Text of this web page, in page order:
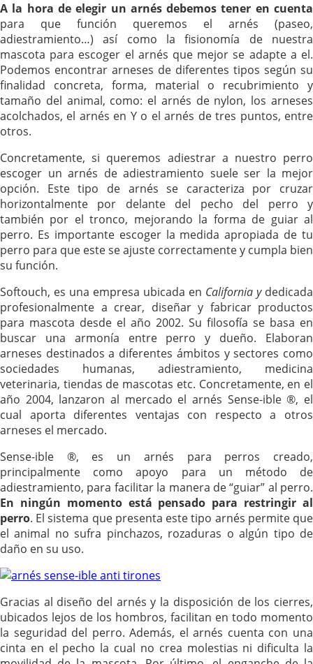
A la hora de elegir un arnés debemos tener en cuenta
para que función queremos el arnés (paseo,
adiestramiento…) así como la fisionomía de nuestra
mascota para escoger el arnés que mejor se adapte a el.
Podemos encontrar arneses de diferentes tipos según su
finalidad concreta, forma, material o recubrimiento y
tamaño del animal, como: el arnés de nylon, los arneses
acolchados, el arnés en Y o el arnés de tres puntos, entre
otros.
Concretamente, si queremos adiestrar a nuestro perro
escoger un arnés de adiestramiento suele ser la mejor
opción. Este tipo de arnés se caracteriza por cruzar
horizontalmente por delante del pecho del perro y
también por el tronco, mejorando la forma de guiar al
perro. Es importante escoger la medida apropiada de tu
perro para que este se ajuste correctamente y cumpla bien
su función.
Softouch, es una empresa ubicada en California y dedicada
profesionalmente a crear, diseñar y fabricar productos
para mascota desde el año 2002. Su filosofía se basa en
buscar una armonía entre perro y dueño. Elaboran
arneses destinados a diferentes ámbitos y sectores como
sociedades humanas, adiestramiento, medicina
veterinaria, tiendas de mascotas etc. Concretamente, en el
año 2004, lanzaron al mercado el arnés Sense-ible ®, el
cual aporta diferentes ventajas con respecto a otros
arneses el mercado.
Sense-ible ®, es un arnés para perros creado,
principalmente como apoyo para un método de
adiestramiento, para facilitar la manera de “guiar” al perro.
En ningún momento está pensado para restringir al
perro. El sistema que presenta este tipo arnés permite que
el animal no sufra pinchazos, rozaduras o algún tipo de
daño en su uso.
Gracias al diseño del arnés y la disposición de los cierres,
ubicados lejos de los hombros, facilitan en todo momento
la seguridad del perro. Además, el arnés cuenta con una
cinta en el pecho la cual no crea molestias ni dificulta la